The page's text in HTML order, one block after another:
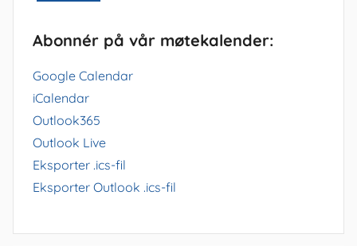
Abonnér på vår møtekalender:
Google Calendar
iCalendar
Outlook365
Outlook Live
Eksporter .ics-fil
Eksporter Outlook .ics-fil